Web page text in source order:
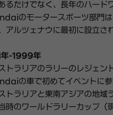
るだけでなく、長年のハード
のモータースポーツ部門
アルツェナウに最初に設立さ
-1999年
トラリアのラリーのレジェ
の車で初めてイベントに参
トラリアと東南アジアの地域
時のワールドラリーカップ